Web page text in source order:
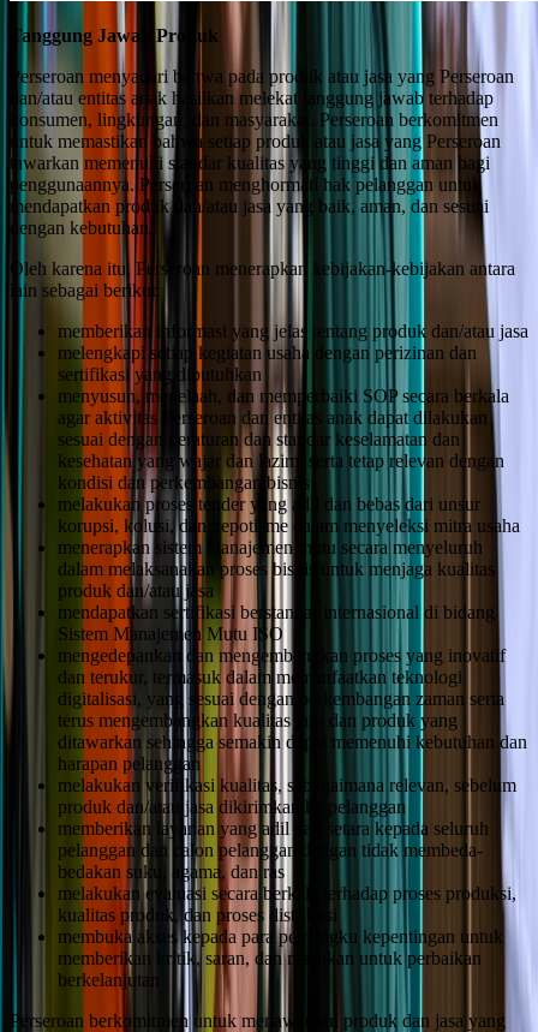
Tanggung Jawab Produk
Perseroan menyadari bahwa pada produk atau jasa yang Perseroan
dan/atau entitas anak hasilkan melekat tanggung jawab terhadap
konsumen, lingkungan, dan masyarakat. Perseroan berkomitmen
untuk memastikan bahwa setiap produk atau jasa yang Perseroan
tawarkan memenuhi standar kualitas yang tinggi dan aman bagi
penggunaannya. Perseroan menghormati hak pelanggan untuk
mendapatkan produk dan/atau jasa yang baik, aman, dan sesuai
dengan kebutuhan.
Oleh karena itu, Perseroan menerapkan kebijakan-kebijakan antara
lain sebagai berikut:
memberikan informasi yang jelas tentang produk dan/atau jasa
melengkapi setiap kegiatan usaha dengan perizinan dan
sertifikasi yang dibutuhkan
menyusun, menelaah, dan memperbaiki SOP secara berkala
agar aktivitas Perseroan dan entitas anak dapat dilakukan
sesuai dengan peraturan dan standar keselamatan dan
kesehatan yang wajar dan lazim, serta tetap relevan dengan
kondisi dan perkembangan bisnis
melakukan proses tender yang adil dan bebas dari unsur
korupsi, kolusi, dan nepotisme dalam menyeleksi mitra usaha
menerapkan sistem manajemen mutu secara menyeluruh
dalam melaksanakan proses bisnis untuk menjaga kualitas
produk dan/atau jasa
mendapatkan sertifikasi berstandar internasional di bidang
Sistem Manajemen Mutu ISO
mengedepankan dan mengembangkan proses yang inovatif
dan terukur, termasuk dalam memanfaatkan teknologi
digitalisasi, yang sesuai dengan perkembangan zaman serta
terus mengembangkan kualitas jasa dan produk yang
ditawarkan sehingga semakin dapat memenuhi kebutuhan dan
harapan pelanggan
melakukan verifikasi kualitas, sebagaimana relevan, sebelum
produk dan/atau jasa dikirimkan ke pelanggan
memberikan layanan yang adil dan setara kepada seluruh
pelanggan dan calon pelanggan dengan tidak membeda-
bedakan suku, agama, dan ras
melakukan evaluasi secara berkala terhadap proses produksi,
kualitas produk, dan proses distribusi
membuka akses kepada para pemangku kepentingan untuk
memberikan kritik, saran, dan masukan untuk perbaikan
berkelanjutan
Perseroan berkomitmen untuk menawarkan produk dan jasa yang